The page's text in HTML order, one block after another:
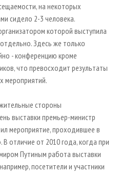
на некоторых
сидело 2-3 человека.
которой выступила
Здесь же только
- конференцию кроме
что превосходит результаты
мероприятий.
стороны
выставки премьер-министр
мероприятие, проходившее в
отличие от 2010 года, когда при
Путиным работа выставки
посетители и участники